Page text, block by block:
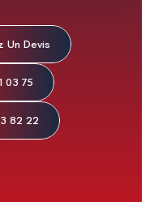
Un Devis
03 75
82 22